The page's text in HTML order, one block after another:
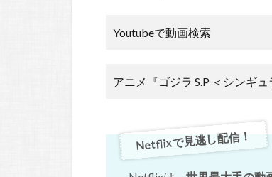
Youtubeで動画検索
アニメ『ゴジラ S.P ＜シンギ
Netflixで見逃し配信！